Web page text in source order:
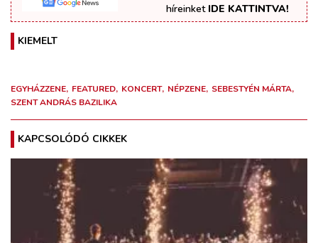
híreinket IDE KATTINTVA!
KIEMELT
EGYHÁZZENE FEATURED KONCERT NÉPZENE SEBESTYÉN MÁRTA
SZENT ANDRÁS BAZILIKA
KAPCSOLÓDÓ CIKKEK